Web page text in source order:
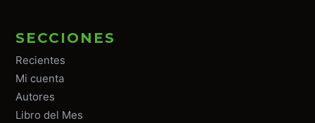
SECCIONES
Recientes
Mi cuenta
Autores
Libro del Mes